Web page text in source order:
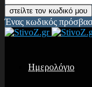
Ένας κωδικός
Ημερολόγιο